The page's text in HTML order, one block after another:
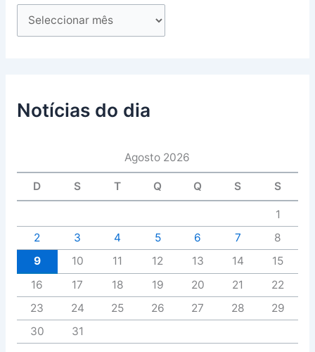
Notícias do dia
Agosto 2026
D S T Q Q S S
1
2
3 4 5 6 7
8
9
10 11 12 13 14
15
16
17 18 19 20 21
22
23
24 25 26 27 28
29
30
31